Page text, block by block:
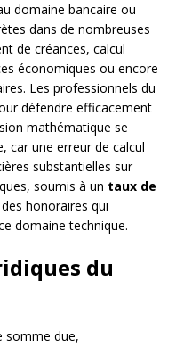
domaine bancaire ou
dans de nombreuses
de créances, calcul
économiques ou encore
Les professionnels du
défendre efficacement
mathématique se
car une erreur de calcul
substantielles sur
soumis à un taux de
honoraires qui
domaine technique.
du
somme due,